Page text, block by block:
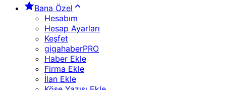
Bana Özel
Hesabım
Hesap Ayarları
Keşfet
gigahaberPRO
Haber Ekle
Firma Ekle
İlan Ekle